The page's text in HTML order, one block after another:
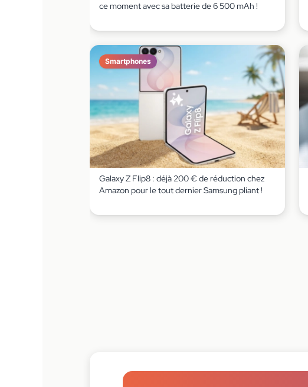
ce moment avec sa batterie de 6 500 mAh !
Smartphones
Galaxy Z Flip8 : déjà 200 € de réduction chez
Amazon pour le tout dernier Samsung pliant !